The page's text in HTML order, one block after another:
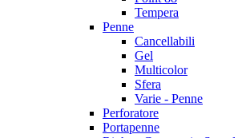
Tempera
Penne
Cancellabili
Gel
Multicolor
Sfera
Varie - Penne
Perforatore
Portapenne